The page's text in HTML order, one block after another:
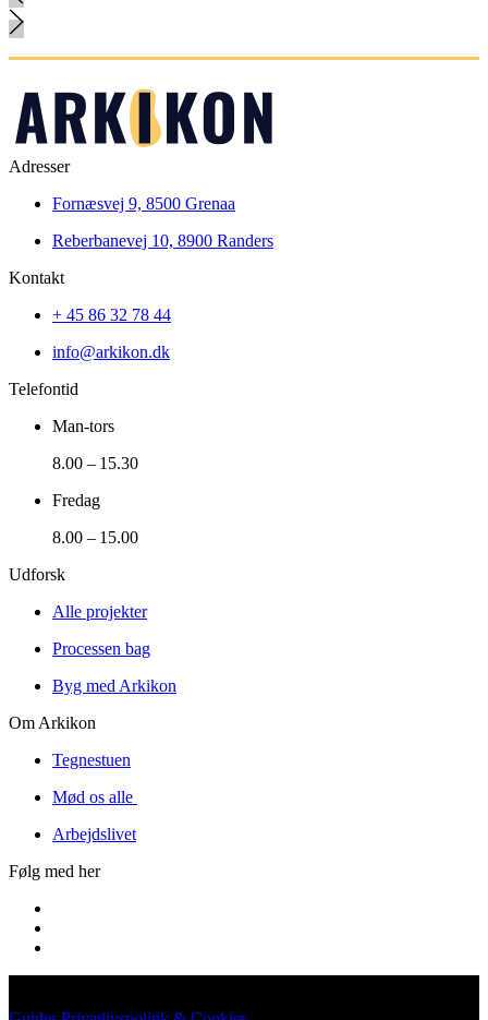
Adresser
Fornæsvej 9, 8500 Grenaa
Reberbanevej 10, 8900 Randers
Kontakt
+ 45 86 32 78 44
info@arkikon.dk
Telefontid
Man-tors
8.00 – 15.30
Fredag
8.00 – 15.00
Udforsk
Alle projekter
Processen bag
Byg med Arkikon
Om Arkikon
Tegnestuen
Mød os alle
Arbejdslivet
Følg med her